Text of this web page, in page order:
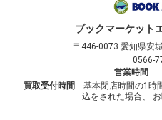
ブックマーケット
〒446-0073 愛知県安
0566-
営業時間
買取受付時間
基本閉店時間の1時
込をされた場合、